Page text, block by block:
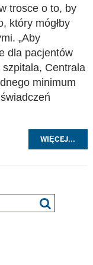
trosce o to, by
który mógłby
„Aby
dla pacjentów
Centrala
minimum
WIĘCEJ...